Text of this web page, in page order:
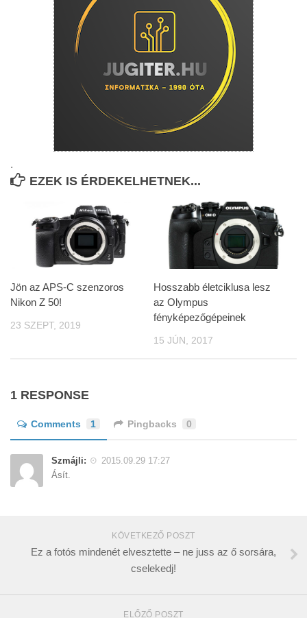
.
EZEK IS ÉRDEKELHETNEK...
Jön az APS-C szenzoros
Nikon Z 50!
23 SZEPT, 2019
Hosszabb életciklusa lesz
az Olympus
fényképezőgépeinek
15 JÚN, 2017
1 RESPONSE
Comments 1 Pingbacks 0
Szmájli:
2015.09.29 17:27
Ásít.
KÖVETKEZŐ POSZT
Ez a fotós mindenét elvesztette – ne juss az ő sorsára,
cselekedj!
ELŐZŐ POSZT